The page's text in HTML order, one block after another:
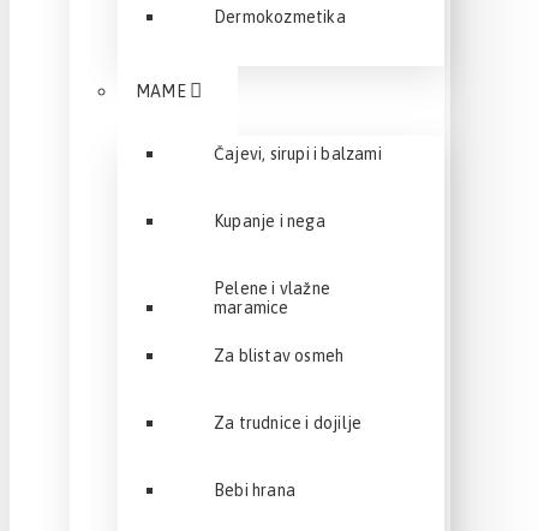
Dermokozmetika
MAME
Čajevi, sirupi i balzami
Kupanje i nega
Pelene i vlažne
maramice
Za blistav osmeh
Za trudnice i dojilje
Bebi hrana